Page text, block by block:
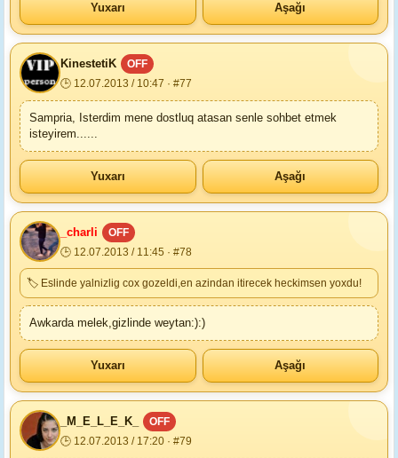
Yuxarı Aşağı
KinestetiK
OFF
🕒 12.07.2013 / 10:47 · #77
Sampria, Isterdim mene dostluq atasan senle sohbet etmek
isteyirem......
Yuxarı Aşağı
_charli
OFF
🕒 12.07.2013 / 11:45 · #78
🏷 Eslinde yalnizlig cox gozeldi,en azindan itirecek heckimsen yoxdu!
Awkarda melek,gizlinde weytan:):)
Yuxarı Aşağı
_M_E_L_E_K_
OFF
🕒 12.07.2013 / 17:20 · #79